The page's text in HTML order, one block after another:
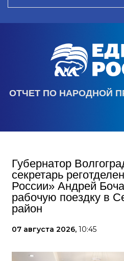
ОТЧЕТ ПО НАРОДНОЙ
Губернатор
секретарь
России» Андрей
рабочую поездку в
район
07 августа 2026, 10:45